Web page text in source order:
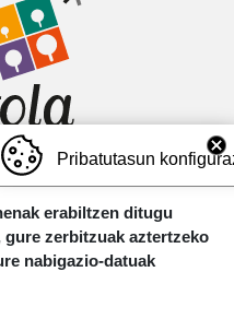
01400 Laudio.
Pribatutasun
erabiltzen ditugu
zerbitzuak aztertzeko
nabigazio-datuak